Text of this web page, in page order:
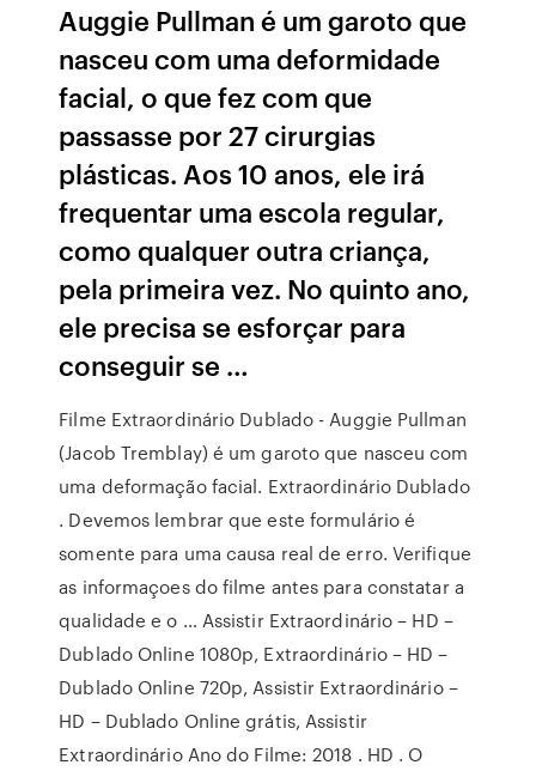
Auggie Pullman é um garoto que
nasceu com uma deformidade
facial, o que fez com que
passasse por 27 cirurgias
plásticas. Aos 10 anos, ele irá
frequentar uma escola regular,
como qualquer outra criança,
pela primeira vez. No quinto ano,
ele precisa se esforçar para
conseguir se …
Filme Extraordinário Dublado - Auggie Pullman
(Jacob Tremblay) é um garoto que nasceu com
uma deformação facial. Extraordinário Dublado
. Devemos lembrar que este formulário é
somente para uma causa real de erro. Verifique
as informaçoes do filme antes para constatar a
qualidade e o … Assistir Extraordinário – HD –
Dublado Online 1080p, Extraordinário – HD –
Dublado Online 720p, Assistir Extraordinário –
HD – Dublado Online grátis, Assistir
Extraordinário Ano do Filme: 2018 . HD . O